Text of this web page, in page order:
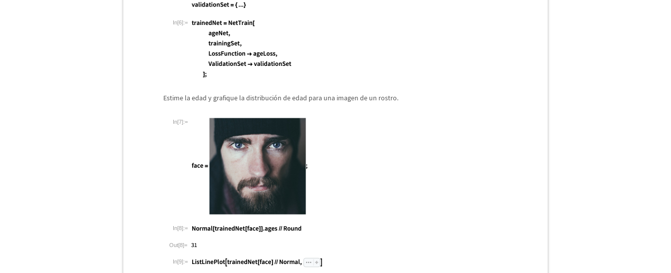
In[6]:=
Estime la edad y grafique la distribución de edad para una imagen de un rostro.
In[7]:=
In[8]:=
Out[8]=
In[9]:=